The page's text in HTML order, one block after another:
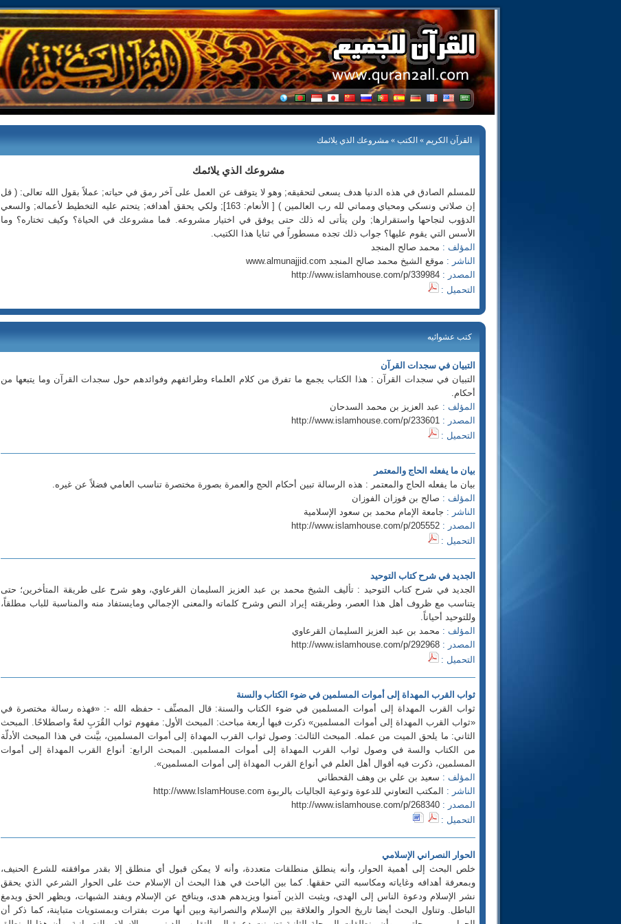
القرآن الكريم » الكتب » مشروعك الذي يلائمك
مشروعك الذي يلائمك
للمسلم الصادق في هذه الدنيا هدف يسعى لتحقيقه; وهو لا يتوقف عن العمل على آخر رمق في حياته; عملاً بقول الله تعالى: ( قل
إن صلاتي ونسكي ومحياي ومماتي لله رب العالمين ) [ الأنعام: 163]; ولكي يحقق أهدافه; يتحتم عليه التخطيط لأعماله; والسعي
الدؤوب لنجاحها واستقرارها; ولن يتأتى له ذلك حتى يوفق في اختيار مشروعه. فما مشروعك في الحياة؟ وكيف تختاره؟ وما
الأسس التي يقوم عليها؟ جواب ذلك تجده مسطوراً في ثنايا هذا الكتيب.
المؤلف : محمد صالح المنجد
الناشر : موقع الشيخ محمد صالح المنجد www.almunajjid.com
المصدر : http://www.islamhouse.com/p/339984
التحميل :
كتب عشوائيه
التبيان في سجدات القرآن
التبيان في سجدات القرآن : هذا الكتاب يجمع ما تفرق من كلام العلماء وطرائفهم وفوائدهم حول سجدات القرآن وما يتبعها من
أحكام.
المؤلف : عبد العزيز بن محمد السدحان
المصدر : http://www.islamhouse.com/p/233601
التحميل :
بيان ما يفعله الحاج والمعتمر
بيان ما يفعله الحاج والمعتمر : هذه الرسالة تبين أحكام الحج والعمرة بصورة مختصرة تناسب العامي فضلاً عن غيره.
المؤلف : صالح بن فوزان الفوزان
الناشر : جامعة الإمام محمد بن سعود الإسلامية
المصدر : http://www.islamhouse.com/p/205552
التحميل :
الجديد في شرح كتاب التوحيد
الجديد في شرح كتاب التوحيد : تأليف الشيخ محمد بن عبد العزيز السليمان القرعاوي، وهو شرح على طريقة المتأخرين؛ حتى
يتناسب مع ظروف أهل هذا العصر، وطريقته إيراد النص وشرح كلماته والمعنى الإجمالي ومايستفاد منه والمناسبة للباب مطلقاً،
وللتوحيد أحياناً.
المؤلف : محمد بن عبد العزيز السليمان القرعاوي
المصدر : http://www.islamhouse.com/p/292968
التحميل :
ثواب القرب المهداة إلى أموات المسلمين في ضوء الكتاب والسنة
ثواب القرب المهداة إلى أموات المسلمين في ضوء الكتاب والسنة: قال المصنِّف - حفظه الله -: «فهذه رسالة مختصرة في
«ثواب القرب المهداة إلى أموات المسلمين» ذكرت فيها أربعة مباحث: المبحث الأول: مفهوم ثواب القُرَبِ لغةً واصطلاحًا. المبحث
الثاني: ما يلحق الميت من عمله. المبحث الثالث: وصول ثواب القرب المهداة إلى أموات المسلمين، بيَّنت في هذا المبحث الأدلّة
من الكتاب والسة في وصول ثواب القرب المهداة إلى أموات المسلمين. المبحث الرابع: أنواع القرب المهداة إلى أموات
المسلمين، ذكرت فيه أقوال أهل العلم في أنواع القرب المهداة إلى أموات المسلمين».
المؤلف : سعيد بن علي بن وهف القحطاني
الناشر : المكتب التعاوني للدعوة وتوعية الجاليات بالربوة http://www.IslamHouse.com
المصدر : http://www.islamhouse.com/p/268340
التحميل :
الحوار النصراني الإسلامي
خلص البحث إلى أهمية الحوار، وأنه ينطلق منطلقات متعددة، وأنه لا يمكن قبول أي منطلق إلا بقدر موافقته للشرع الحنيف،
وبمعرفة أهدافه وغاياته ومكاسبه التي حققها. كما بين الباحث في هذا البحث أن الإسلام حث على الحوار الشرعي الذي يحقق
نشر الإسلام ودعوة الناس إلى الهدى، ويثبت الذين آمنوا ويزيدهم هدى، وينافح عن الإسلام ويفند الشبهات، ويظهر الحق ويدمغ
الباطل. وتناول البحث أيضا تاريخ الحوار والعلاقة بين الإسلام والنصرانية وبين أنها مرت بفترات وبمستويات متباينة، كما ذكر أن